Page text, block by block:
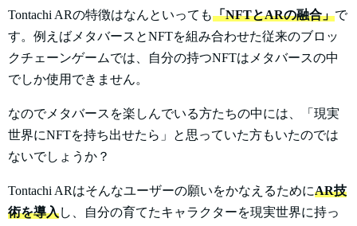
Tontachi ARの特徴はなんといっても「NFTとARの融合」で
す。例えばメタバースとNFTを組み合わせた従来のブロッ
クチェーンゲームでは、自分の持つNFTはメタバースの中
でしか使用できません。
なのでメタバースを楽しんでいる方たちの中には、「現実
世界にNFTを持ち出せたら」と思っていた方もいたのでは
ないでしょうか？
Tontachi ARはそんなユーザーの願いをかなえるためにAR技
術を導入し、自分の育てたキャラクターを現実世界に持っ